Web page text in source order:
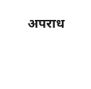
अपराध